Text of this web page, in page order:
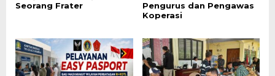
Seorang Frater
Pengurus dan Pengawas
Koperasi